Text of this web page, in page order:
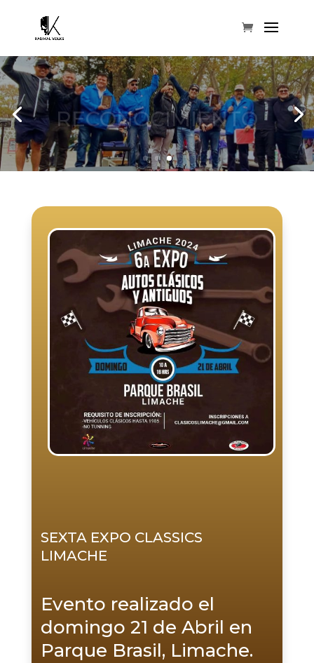
RECONOCIMIENTO
SEXTA EXPO CLASSICS
LIMACHE
Evento realizado el
domingo 21 de Abril en
Parque Brasil, Limache.